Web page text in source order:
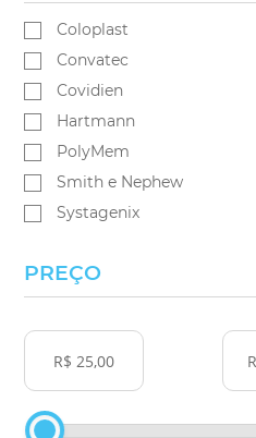
Coloplast
Convatec
Covidien
Hartmann
PolyMem
Smith e Nephew
Systagenix
PREÇO